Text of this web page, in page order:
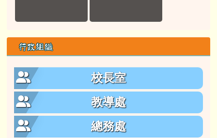
行政組織
校長室
教導處
總務處